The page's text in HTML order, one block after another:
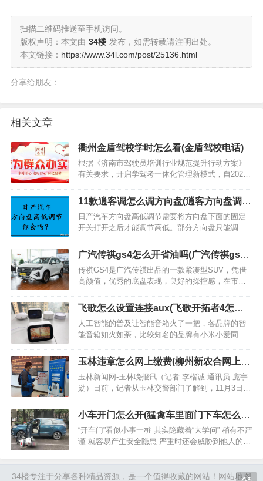
扫描二维码推送至手机访问。
版权声明：本文由 34楼 发布，如需转载请注明出处。
本文链接： https://www.34l.com/post/25136.html
分享给朋友：
相关文章
衢州金盾驾校学时怎么看(金盾驾校电话)
根据《济南市驾驶员培训行业规范提升行动方案》
有关要求，开启学驾考一体化管理新模式，自2021
考机动车驾驶证的情形外，公安交通管理部门将对
新受理的学员实行考试前学时核查，新受理学员在
考试前必须完…
11款逍客调怎么调方向盘(逍客方向盘调节
模式)
日产汽车方向盘高低调节需要将方向盘下面的固定
开关打开之后才能调节高低。部分方向盘只能调节
盘高低调节操作方法： 1、车辆方向盘调节务必将车
辆停下来之后再进行操作，防止行驶过程…
广汽传祺gs4怎么开省油吗(广汽传祺gs4
油耗多少百公里)
传祺GS4是广汽传祺出品的一款紧凑型SUV，凭借
高颜值，优秀的底盘表现，良好的操控感，在市场
销量担当，现在已经改款到2022款，实力还是很强
的，不过，笔者留意到个别2021款 270T自动精英科
技…
飞歌怎么设置连接aux(飞歌开拓者4怎样
使用aux)
人工智能的普及让智能音箱火了一把，各品牌的智
能音箱如火如荼，比较知名的品牌有小米小爱同
等，这类智能音箱内容平台各不相同，音质也不尽
相同，但是智能音箱就这点体积，音质总是无法和
传统音箱媲美，但它的智能…
玉林违章怎么网上缴费(柳州新农合网上缴
费)
玉林新闻网-玉林晚报讯（记者 李楷诚 通讯员 庞宇
勋）日前，记者从玉林交警部门了解到，11月3日
车主和驾驶人只要是支付宝实名制用户，均可使用
该小程序对绑定车辆等信息进行查询。…
小车开门怎么开(猛禽车里面门下车怎么
开)
“开车门”看似小事一桩 其实隐藏着“大学问” 稍有不严
谨 就容易产生安全隐患 严重时还会威胁到他人的生
34楼专注于分享各种精品资源，是一个值得收藏的网站！ 网站地图